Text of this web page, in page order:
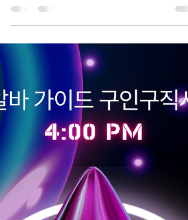
수원유흥알바 수원은 경기 남부의 대표적인 대도시
상권이 형성되어 있으며, 직장인·자영업자·외부 방
객이 고르게 유입된다. 이런 구조 덕분에 수원 유흥
알바는 “안정적인 수입이 가능한 지역”, “초보와 경
자 모두 선택 가능한 중간 이상 상권”으로 평가받
다. 수원유흥알바 구인구직 사이트 수원 유흥알바
상권의 특징 수원은 서울과 가까우면서도 지역 자
수요가 큰 편이다. 주거 인구가 많고 기업·관공서·
학이 밀집해 있어 요일별 편차가 상대적으로 적다.
주중에는 회식과 업무 마무리 자리, 주말에는 지인
모임이나 외부 방문객이 늘어 전반적으로 콜 흐름
꾸준하다. 상권이 과도하게 한쪽으로 쏠리지 않아
장기 근무자 비율이 높은 것도 특징이다. 수원 유흥
알바의 수입 구조 수원 유흥알바의 수입은 기본 급
여(시급 또는 TC) 에 추가 수당(초이스, 팁, 연장